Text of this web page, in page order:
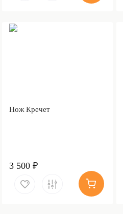
Нож Кречет
3 500 ₽